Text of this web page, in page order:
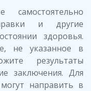
и другие
здоровья.
не указанное в
результаты
заключения. Для
направить в